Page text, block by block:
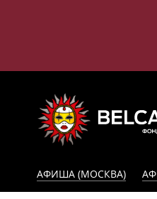
АФИША (МОСКВА)